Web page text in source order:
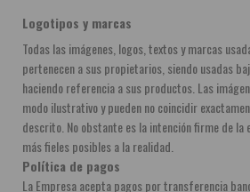
Logotipos y marcas
Todas las imágenes, logos, textos y marcas
pertenecen a sus propietarios, siendo usadas
haciendo referencia a sus productos. Las
modo ilustrativo y pueden no coincidir
descrito. No obstante es la intención firme de la
más fieles posibles a la realidad.
Política de pagos
La Empresa acepta pagos por transferencia